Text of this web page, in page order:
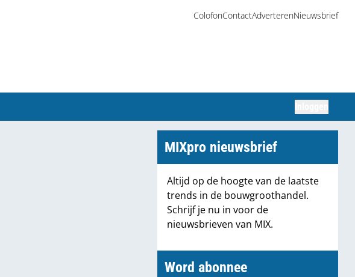
ColofonContactAdverterenNieuwsbrief
MIXpro nieuwsbrief
Altijd op de hoogte van de laatste
trends in de bouwgroothandel.
Schrijf je nu in voor de
nieuwsbrieven van MIX.
Word abonnee